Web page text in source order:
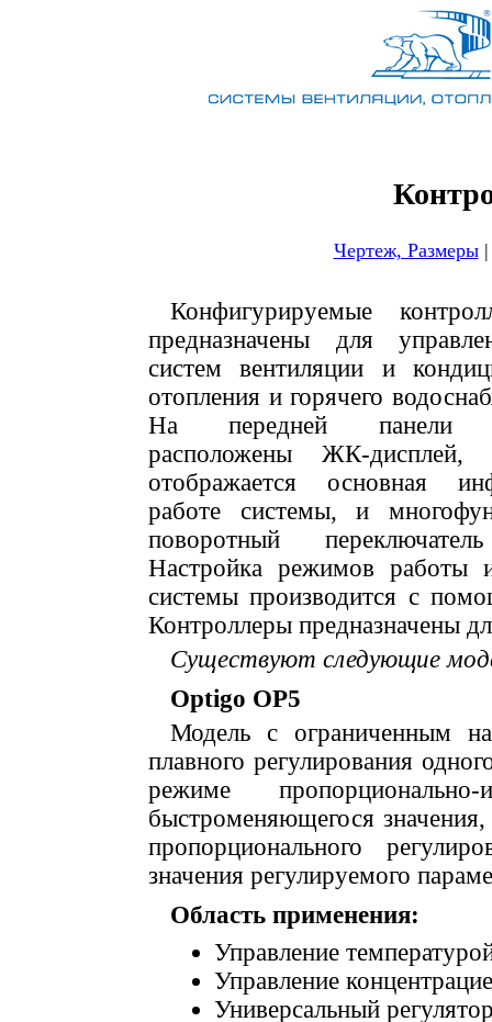
Чертеж, Размеры
Конфигурируемые
предназначены для
систем вентиляции и
отопления и горячего
На передней панели
расположены ЖК-дисплей,
отображается основная
работе системы, и
поворотный
Настройка режимов работы
системы производится с
Контроллеры предназначены
Существуют следующие
Optigo OP5
Модель с ограниченным
плавного регулирования
режиме пропорционально-
быстроменяющегося
пропорционального
значения регулируемого
Область применения:
Управление
Управление
Универсальный